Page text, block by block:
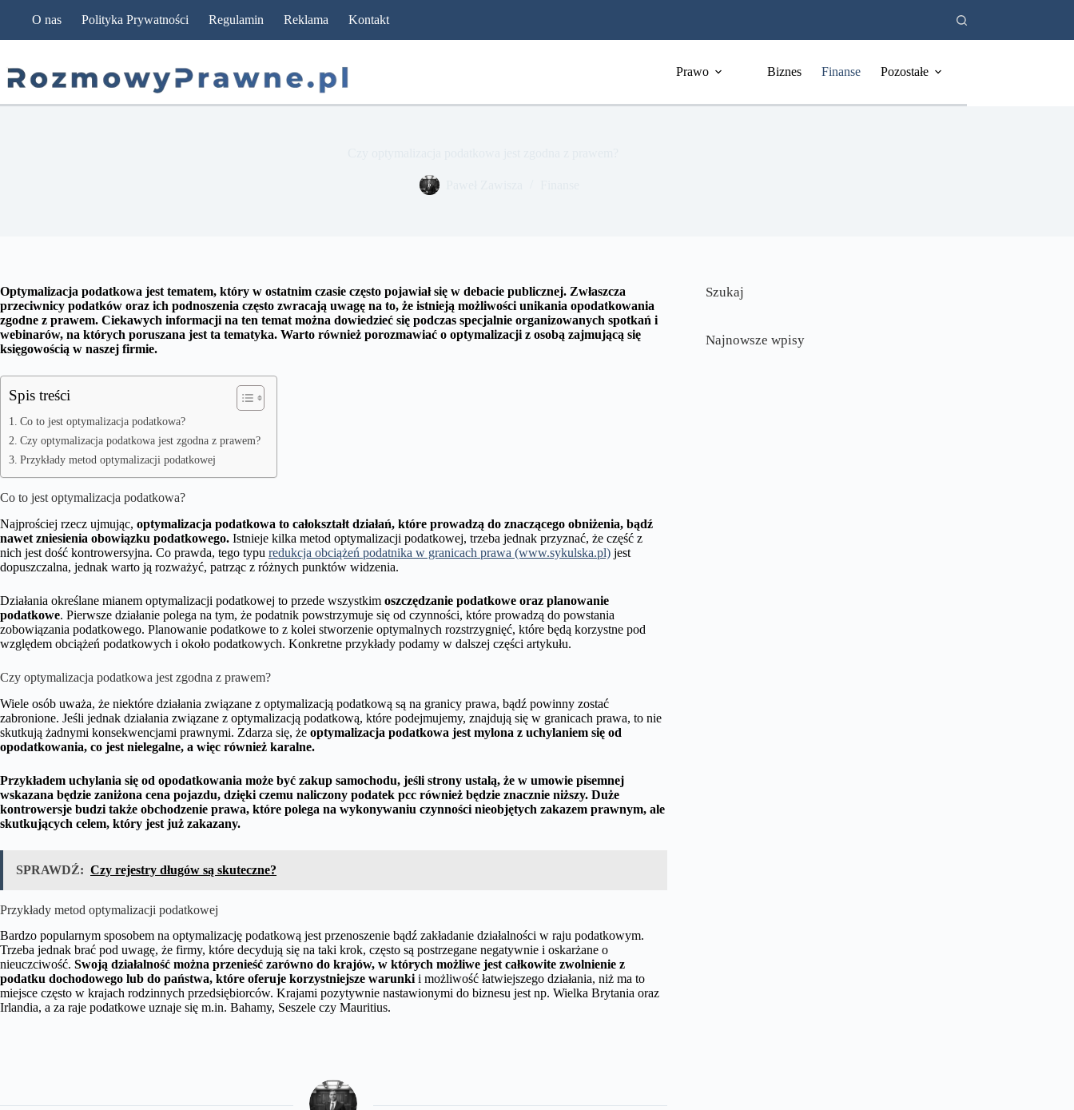
O nas Polityka Prywatności Regulamin Reklama Kontakt
Prawo Biznes Finanse Pozostałe
Optymalizacja podatkowa jest tematem, który w ostatnim czasie często pojawiał się w debacie publicznej. Zwłaszcza
przeciwnicy podatków oraz ich podnoszenia często zwracają uwagę na to, że istnieją możliwości unikania opodatkowania
zgodne z prawem. Ciekawych informacji na ten temat można dowiedzieć się podczas specjalnie organizowanych spotkań i
webinarów, na których poruszana jest ta tematyka. Warto również porozmawiać o optymalizacji z osobą zajmującą się
księgowością w naszej firmie.
Spis treści
Co to jest optymalizacja podatkowa?
Czy optymalizacja podatkowa jest zgodna z prawem?
Przykłady metod optymalizacji podatkowej
Co to jest optymalizacja podatkowa?
Najprościej rzecz ujmując, optymalizacja podatkowa to całokształt działań, które prowadzą do znaczącego obniżenia, bądź
nawet zniesienia obowiązku podatkowego. Istnieje kilka metod optymalizacji podatkowej, trzeba jednak przyznać, że część z
nich jest dość kontrowersyjna. Co prawda, tego typu redukcja obciążeń podatnika w granicach prawa (www.sykulska.pl) jest
dopuszczalna, jednak warto ją rozważyć, patrząc z różnych punktów widzenia.
Działania określane mianem optymalizacji podatkowej to przede wszystkim oszczędzanie podatkowe oraz planowanie
podatkowe. Pierwsze działanie polega na tym, że podatnik powstrzymuje się od czynności, które prowadzą do powstania
zobowiązania podatkowego. Planowanie podatkowe to z kolei stworzenie optymalnych rozstrzygnięć, które będą korzystne pod
względem obciążeń podatkowych i około podatkowych. Konkretne przykłady podamy w dalszej części artykułu.
Czy optymalizacja podatkowa jest zgodna z prawem?
Wiele osób uważa, że niektóre działania związane z optymalizacją podatkową są na granicy prawa, bądź powinny zostać
zabronione. Jeśli jednak działania związane z optymalizacją podatkową, które podejmujemy, znajdują się w granicach prawa, to nie
skutkują żadnymi konsekwencjami prawnymi. Zdarza się, że optymalizacja podatkowa jest mylona z uchylaniem się od
opodatkowania, co jest nielegalne, a więc również karalne.
Przykładem uchylania się od opodatkowania może być zakup samochodu, jeśli strony ustalą, że w umowie pisemnej
wskazana będzie zaniżona cena pojazdu, dzięki czemu naliczony podatek pcc również będzie znacznie niższy. Duże
kontrowersje budzi także obchodzenie prawa, które polega na wykonywaniu czynności nieobjętych zakazem prawnym, ale
skutkujących celem, który jest już zakazany.
SPRAWDŹ: Czy rejestry długów są skuteczne?
Przykłady metod optymalizacji podatkowej
Bardzo popularnym sposobem na optymalizację podatkową jest przenoszenie bądź zakładanie działalności w raju podatkowym.
Trzeba jednak brać pod uwagę, że firmy, które decydują się na taki krok, często są postrzegane negatywnie i oskarżane o
nieuczciwość. Swoją działalność można przenieść zarówno do krajów, w których możliwe jest całkowite zwolnienie z
podatku dochodowego lub do państwa, które oferuje korzystniejsze warunki i możliwość łatwiejszego działania, niż ma to
miejsce często w krajach rodzinnych przedsiębiorców. Krajami pozytywnie nastawionymi do biznesu jest np. Wielka Brytania oraz
Irlandia, a za raje podatkowe uznaje się m.in. Bahamy, Seszele czy Mauritius.
Szukaj
Najnowsze wpisy